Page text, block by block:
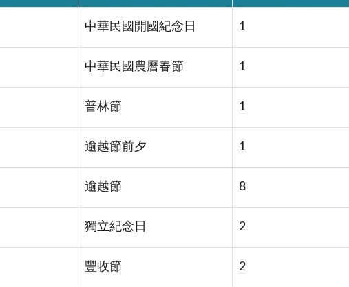
中華民國開國紀念日 1
中華民國農曆春節 1
普林節 1
逾越節前夕 1
逾越節 8
獨立紀念日 2
豐收節 2